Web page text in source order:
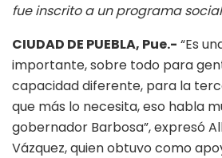
fue inscrito a un programa social
CIUDAD DE PUEBLA, Pue.- “Es
importante, sobre todo para
capacidad diferente, para la
que más lo necesita, eso habla
gobernador Barbosa”, expresó
Vázquez, quien obtuvo como